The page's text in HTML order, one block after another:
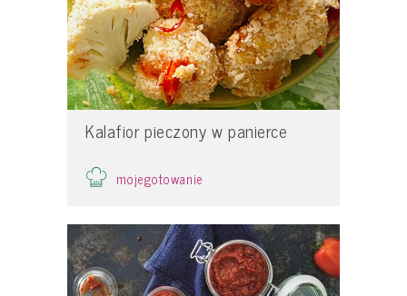
Kalafior pieczony w panierce
mojegotowanie